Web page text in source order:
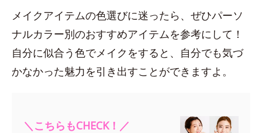
メイクアイテムの色選びに迷ったら、ぜひパーソ
ナルカラー別のおすすめアイテムを参考にして！
自分に似合う色でメイクをすると、自分でも気づ
かなかった魅力を引き出すことができますよ。
＼こちらもCHECK！／